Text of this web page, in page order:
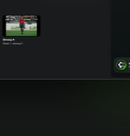
ishlari